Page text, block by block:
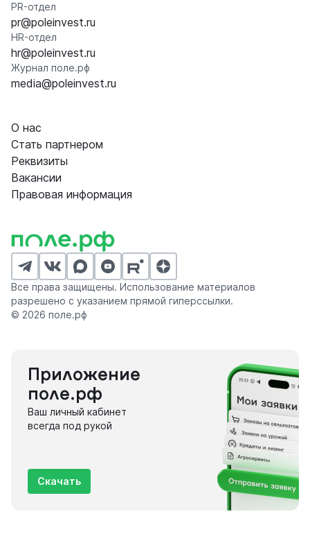
PR-отдел
pr@poleinvest.ru
HR-отдел
hr@poleinvest.ru
Журнал поле.рф
media@poleinvest.ru
О нас
Стать партнером
Реквизиты
Вакансии
Правовая информация
Все права защищены. Использование материалов
разрешено с указанием прямой гиперссылки.
© 2026 поле.рф
Приложение
поле.рф
Ваш личный кабинет
всегда под рукой
Скачать